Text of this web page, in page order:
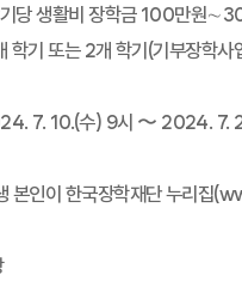
당 생활비 장학금 100만원
학기 또는 2개 학기(기부장학사
7. 10.(수) 9시 〜 2024. 7.
본인이 한국장학재단 누리